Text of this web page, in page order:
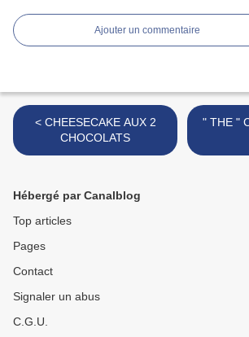
Ajouter un commentaire
< CHEESECAKE AUX 2
CHOCOLATS
Hébergé par Canalblog
Top articles
Pages
Contact
Signaler un abus
C.G.U.